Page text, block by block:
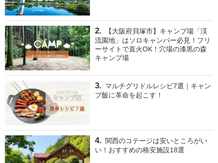
【大阪府貝塚市】キャンプ場「渓
流園地」はソロキャンパー必見！フリ
ーサイトで直火OK！穴場の漆黒の森
キャンプ場
マルチグリドルレシピ7選｜キャン
プ飯に革命を起こす！
関西のコテージは安いところがい
い！おすすめの格安施設18選